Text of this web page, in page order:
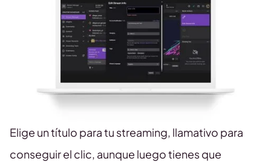
Elige un título para tu streaming, llamativo para
conseguir el clic, aunque luego tienes que